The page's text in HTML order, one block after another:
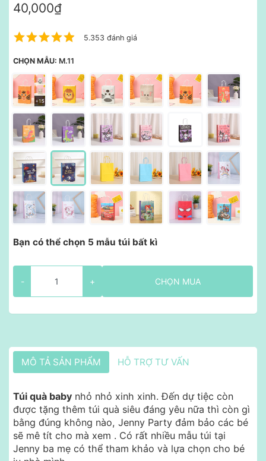
40,000₫
5.353 đánh giá
CHỌN MẪU: M.11
Bạn có thể chọn 5 mẫu túi bất kì
- + CHỌN MUA
MÔ TẢ SẢN PHẨM HỖ TRỢ TƯ VẤN
Túi quà baby nhỏ nhỏ xinh xinh. Đến dự tiệc còn
được tặng thêm túi quà siêu đáng yêu nữa thì còn gì
bằng đúng không nào, Jenny Party đảm bảo các bé
sẽ mê tít cho mà xem . Có rất nhiều mẫu túi tại
Jenny ba mẹ có thể tham khảo và lựa chọn cho bé